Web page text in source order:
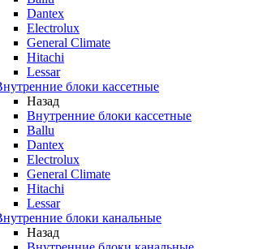
Dantex
Electrolux
General Climate
Hitachi
Lessar
блоки кассетные
Назад
Внутренние блоки кассетные
Ballu
Dantex
Electrolux
General Climate
Hitachi
Lessar
блоки канальные
Назад